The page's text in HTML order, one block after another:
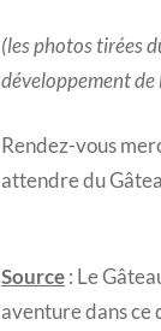
(les photos tirées
développement de
Rendez-vous
attendre du
Source: Le
aventure dans ce